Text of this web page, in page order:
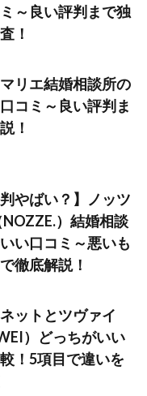
～良い評判まで独
！
リエ結婚相談所の
コミ～良い評判ま
！
判やばい？】ノッツ
NOZZE.）結婚相談
い口コミ～悪いも
徹底解説！
ットとツヴァイ
）どっちがいい
！5項目で違いを